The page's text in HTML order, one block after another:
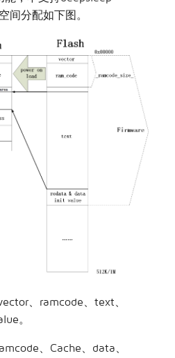
间分配如下图。
、ramcode、text、
。
、Cache、data、